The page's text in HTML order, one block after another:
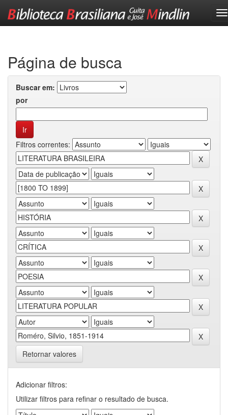
Página de busca
Buscar em:
por
Filtros correntes:
Retornar valores
Adicionar filtros:
Utilizar filtros para refinar o resultado de busca.